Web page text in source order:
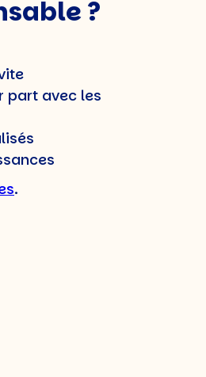
?
part avec les
.